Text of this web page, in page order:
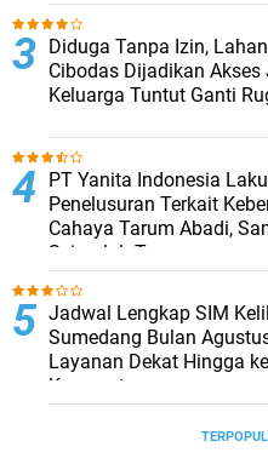
Diduga Tanpa Izin,
Cibodas Dijadikan Akses
Keluarga Tuntut Ganti
PT Yanita Indonesia
Penelusuran Terkait
Cahaya Tarum Abadi,
Sejumlah Temuan
Jadwal Lengkap SIM
Sumedang Bulan
Layanan Dekat Hingga
Kecamatan